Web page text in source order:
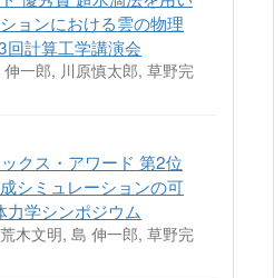
ョンにおける雲の物理
計算工学講演会
一郎, 川原慎太郎, 草野完
クス・アワード 第2位
シミュレーションの可
学シンポジウム
木文明, 島 伸一郎, 草野完